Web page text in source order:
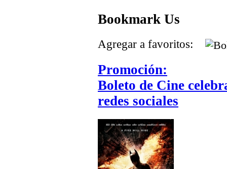
Bookmark Us
Agregar a favoritos:
Promoción:
Boleto de Cine
redes sociales